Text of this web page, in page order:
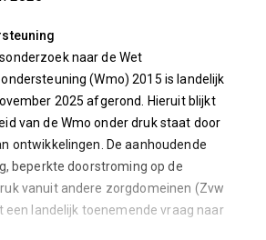
naar de Wet
(Wmo) 2015 is landelijk
2025 afgerond. Hieruit blijkt
van de Wmo onder druk staat door
ontwikkelingen. De aanhoudende
beperkte doorstroming op de
vanuit andere zorgdomeinen (Zvw
een landelijk toenemende vraag naar